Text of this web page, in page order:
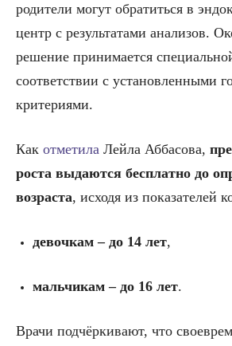
родители могут обратиться в
центр с результатами анализов.
решение принимается
соответствии с установленными
критериями.
Как отметила Лейла Аббасова,
роста выдаются бесплатно до
возраста, исходя из показателей
девочкам – до 14 лет,
мальчикам – до 16 лет.
Врачи подчёркивают, что